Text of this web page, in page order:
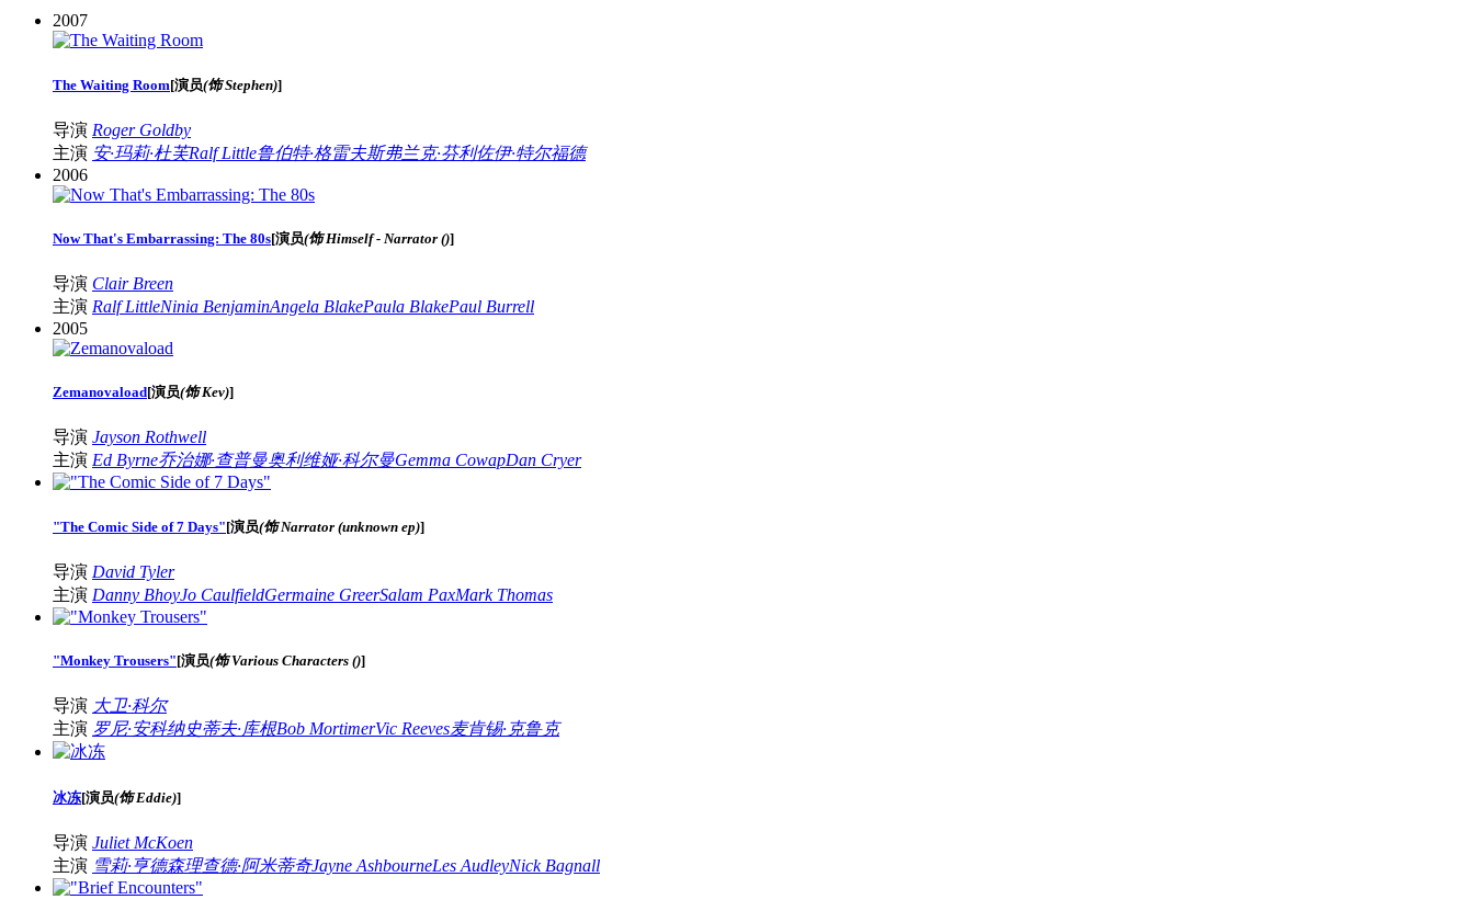
2007
The Waiting Room[演员(饰 Stephen)]
导演 Roger Goldby
主演 安·玛莉·杜芙Ralf Little鲁伯特·格雷夫斯弗兰克·芬利佐伊·特尔福德
2006
Now That's Embarrassing: The 80s[演员(饰 Himself - Narrator ()]
导演 Clair Breen
主演 Ralf LittleNinia BenjaminAngela BlakePaula BlakePaul Burrell
2005
Zemanovaload[演员(饰 Kev)]
导演 Jayson Rothwell
主演 Ed Byrne乔治娜·查普曼奥利维娅·科尔曼Gemma CowapDan Cryer
"The Comic Side of 7 Days"[演员(饰 Narrator (unknown ep)]
导演 David Tyler
主演 Danny BhoyJo CaulfieldGermaine GreerSalam PaxMark Thomas
"Monkey Trousers"[演员(饰 Various Characters ()]
导演 大卫·科尔
主演 罗尼·安科纳史蒂夫·库根Bob MortimerVic Reeves麦肯锡·克鲁克
冰冻[演员(饰 Eddie)]
导演 Juliet McKoen
主演 雪莉·亨德森理查德·阿米蒂奇Jayne AshbourneLes AudleyNick Bagnall